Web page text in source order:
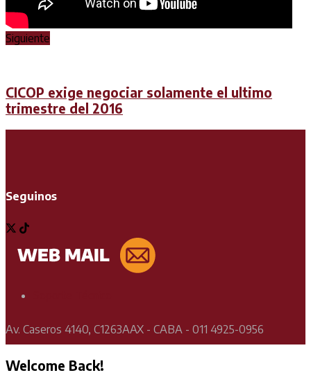
Siguiente
CICOP exige negociar solamente el ultimo
trimestre del 2016
Seguinos
Av. Caseros 4140, C1263AAX - CABA - 011 4925-0956
Welcome Back!